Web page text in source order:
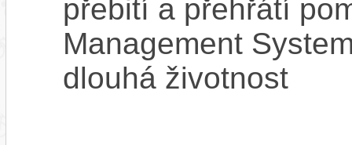
přebití a přehřátí
Management
dlouhá životnost